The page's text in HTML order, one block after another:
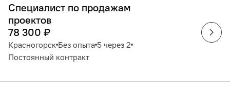
Специалист по продажам
проектов
78 300 ₽
Красногорск Без опыта 5 через 2
Постоянный контракт